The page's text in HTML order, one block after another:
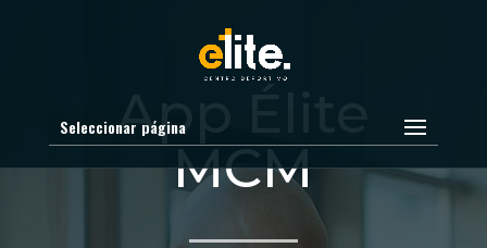
Seleccionar página
App Élite
MCM